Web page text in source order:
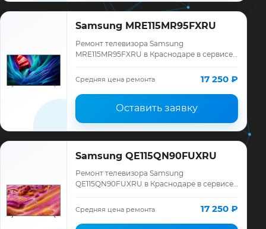
Samsung MRE115MR95FXRU
Ремонт телевизора Samsung
MRE115MR95FXRU в Краснодаре в сервисе
Samsung, смета до ремонта, запчасти и
гарантия до 12 меся…
Средняя цена ремонта 17 250 ₽
Оставить заявку
Samsung QE115QN90FUXRU
Ремонт телевизора Samsung
QE115QN90FUXRU в Краснодаре в сервисе
Samsung, смета до ремонта, запчасти и
гарантия до 12 меся…
Средняя цена ремонта 17 250 ₽